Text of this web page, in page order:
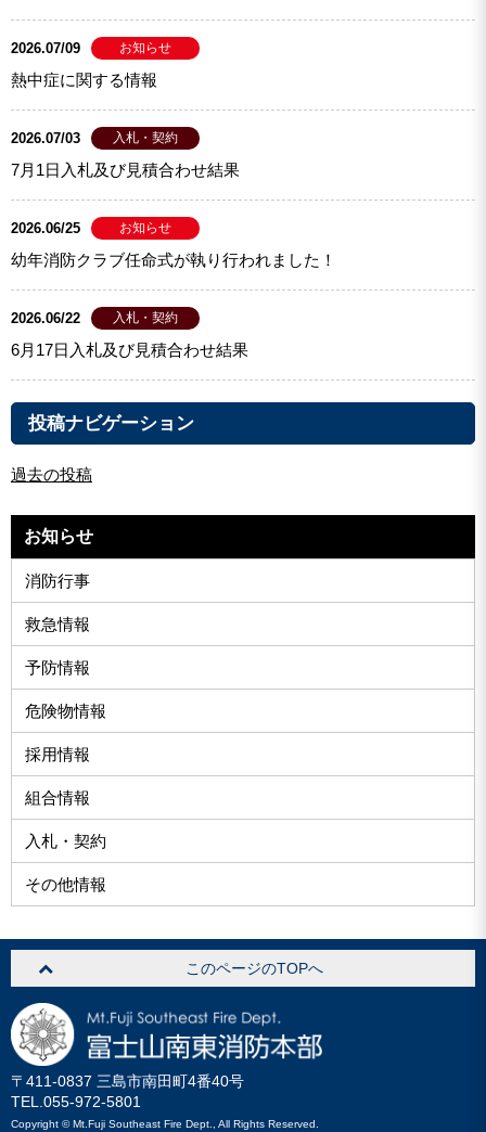
2026.07/09 お知らせ
熱中症に関する情報
2026.07/03 入札・契約
7月1日入札及び見積合わせ結果
2026.06/25 お知らせ
幼年消防クラブ任命式が執り行われました！
2026.06/22 入札・契約
6月17日入札及び見積合わせ結果
投稿ナビゲーション
過去の投稿
お知らせ
消防行事
救急情報
予防情報
危険物情報
採用情報
組合情報
入札・契約
その他情報
このページのTOPへ
〒411-0837 三島市南田町4番40号
TEL.055-972-5801
Copyright © Mt.Fuji Southeast Fire Dept., All Rights Reserved.